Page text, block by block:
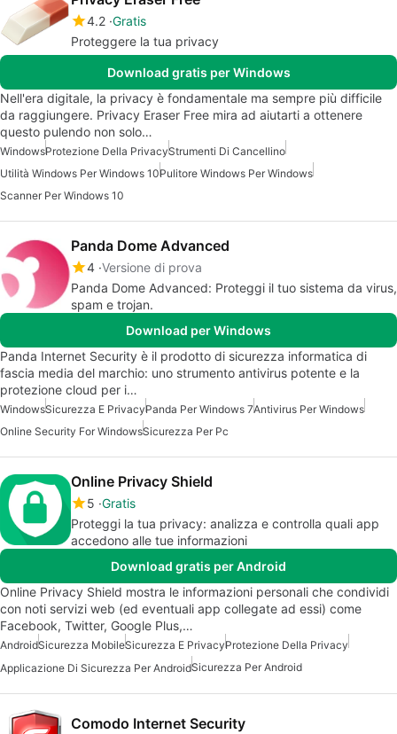
4.2 Gratis
Proteggere la tua privacy
Download gratis per Windows
Nell'era digitale, la privacy è fondamentale ma sempre più difficile
da raggiungere. Privacy Eraser Free mira ad aiutarti a ottenere
questo pulendo non solo…
WindowsProtezione Della PrivacyStrumenti Di Cancellino
Utilità Windows Per Windows 10Pulitore Windows Per Windows
Scanner Per Windows 10
Panda Dome Advanced
4 Versione di prova
Panda Dome Advanced: Proteggi il tuo sistema da virus,
spam e trojan.
Download per Windows
Panda Internet Security è il prodotto di sicurezza informatica di
fascia media del marchio: uno strumento antivirus potente e la
protezione cloud per i…
WindowsSicurezza E PrivacyPanda Per Windows 7Antivirus Per Windows
Online Security For WindowsSicurezza Per Pc
Online Privacy Shield
5 Gratis
Proteggi la tua privacy: analizza e controlla quali app
accedono alle tue informazioni
Download gratis per Android
Online Privacy Shield mostra le informazioni personali che condividi
con noti servizi web (ed eventuali app collegate ad essi) come
Facebook, Twitter, Google Plus,…
AndroidSicurezza MobileSicurezza E PrivacyProtezione Della Privacy
Applicazione Di Sicurezza Per AndroidSicurezza Per Android
Comodo Internet Security